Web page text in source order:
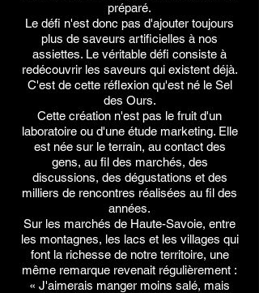
préparé.
Le défi n'est donc pas d'ajouter toujours
plus de saveurs artificielles à nos
assiettes. Le véritable défi consiste à
redécouvrir les saveurs qui existent déjà.
C'est de cette réflexion qu'est né le Sel
des Ours.
Cette création n'est pas le fruit d'un
laboratoire ou d'une étude marketing. Elle
est née sur le terrain, au contact des
gens, au fil des marchés, des
discussions, des dégustations et des
milliers de rencontres réalisées au fil des
années.
Sur les marchés de Haute-Savoie, entre
les montagnes, les lacs et les villages qui
font la richesse de notre territoire, une
même remarque revenait régulièrement :
« J'aimerais manger moins salé, mais